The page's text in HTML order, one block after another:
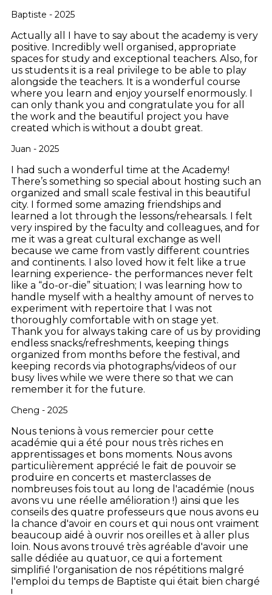
Baptiste - 2025
Actually all I have to say about the academy is very
positive. Incredibly well organised, appropriate
spaces for study and exceptional teachers. Also, for
us students it is a real privilege to be able to play
alongside the teachers. It is a wonderful course
where you learn and enjoy yourself enormously. I
can only thank you and congratulate you for all
the work and the beautiful project you have
created which is without a doubt great.
Juan - 2025
I had such a wonderful time at the Academy!
There’s something so special about hosting such an
organized and small scale festival in this beautiful
city. I formed some amazing friendships and
learned a lot through the lessons/rehearsals. I felt
very inspired by the faculty and colleagues, and for
me it was a great cultural exchange as well
because we came from vastly different countries
and continents. I also loved how it felt like a true
learning experience- the performances never felt
like a “do-or-die” situation; I was learning how to
handle myself with a healthy amount of nerves to
experiment with repertoire that I was not
thoroughly comfortable with on stage yet.
Thank you for always taking care of us by providing
endless snacks/refreshments, keeping things
organized from months before the festival, and
keeping records via photographs/videos of our
busy lives while we were there so that we can
remember it for the future.
Cheng - 2025
Nous tenions à vous remercier pour cette
académie qui a été pour nous très riches en
apprentissages et bons moments. Nous avons
particulièrement apprécié le fait de pouvoir se
produire en concerts et masterclasses de
nombreuses fois tout au long de l'académie (nous
avons vu une réelle amélioration !) ainsi que les
conseils des quatre professeurs que nous avons eu
la chance d'avoir en cours et qui nous ont vraiment
beaucoup aidé à ouvrir nos oreilles et à aller plus
loin. Nous avons trouvé très agréable d'avoir une
salle dédiée au quatuor, ce qui a fortement
simplifié l'organisation de nos répétitions malgré
l'emploi du temps de Baptiste qui était bien chargé
!